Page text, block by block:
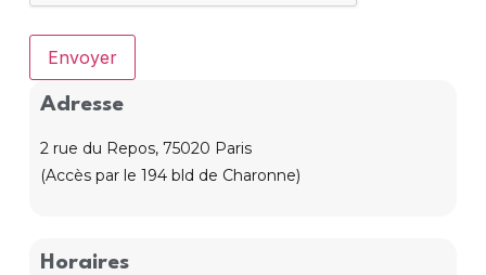
Envoyer
Adresse
2 rue du Repos, 75020 Paris
(Accès par le 194 bld de Charonne)
Horaires